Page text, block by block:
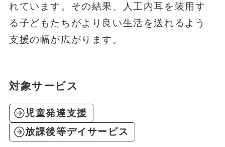
れています。その結果、人工内耳を装用す
る子どもたちがより良い生活を送れるよう
支援の幅が広がります。
対象サービス
児童発達支援
放課後等デイサービス